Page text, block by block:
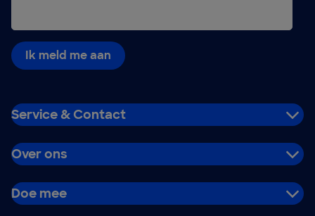
Ik meld me aan
Service & Contact
Over ons
Doe mee